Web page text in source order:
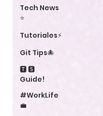
Tech News
⭐
Tutoriales⚡
Git Tips🐙
🆃 🆂
Guide!
#WorkLife
💼